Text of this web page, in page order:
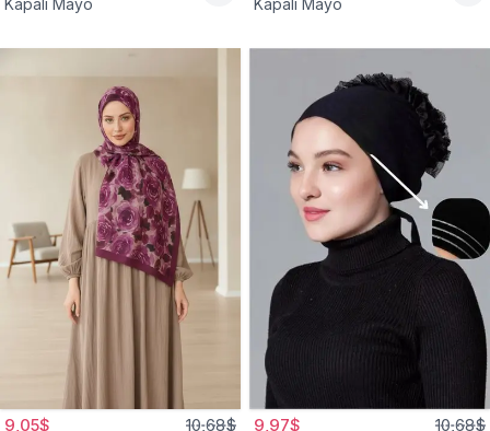
Kapalı Mayo
Kapalı Mayo
9,05$ 10,68$ 9,97$ 10,68$